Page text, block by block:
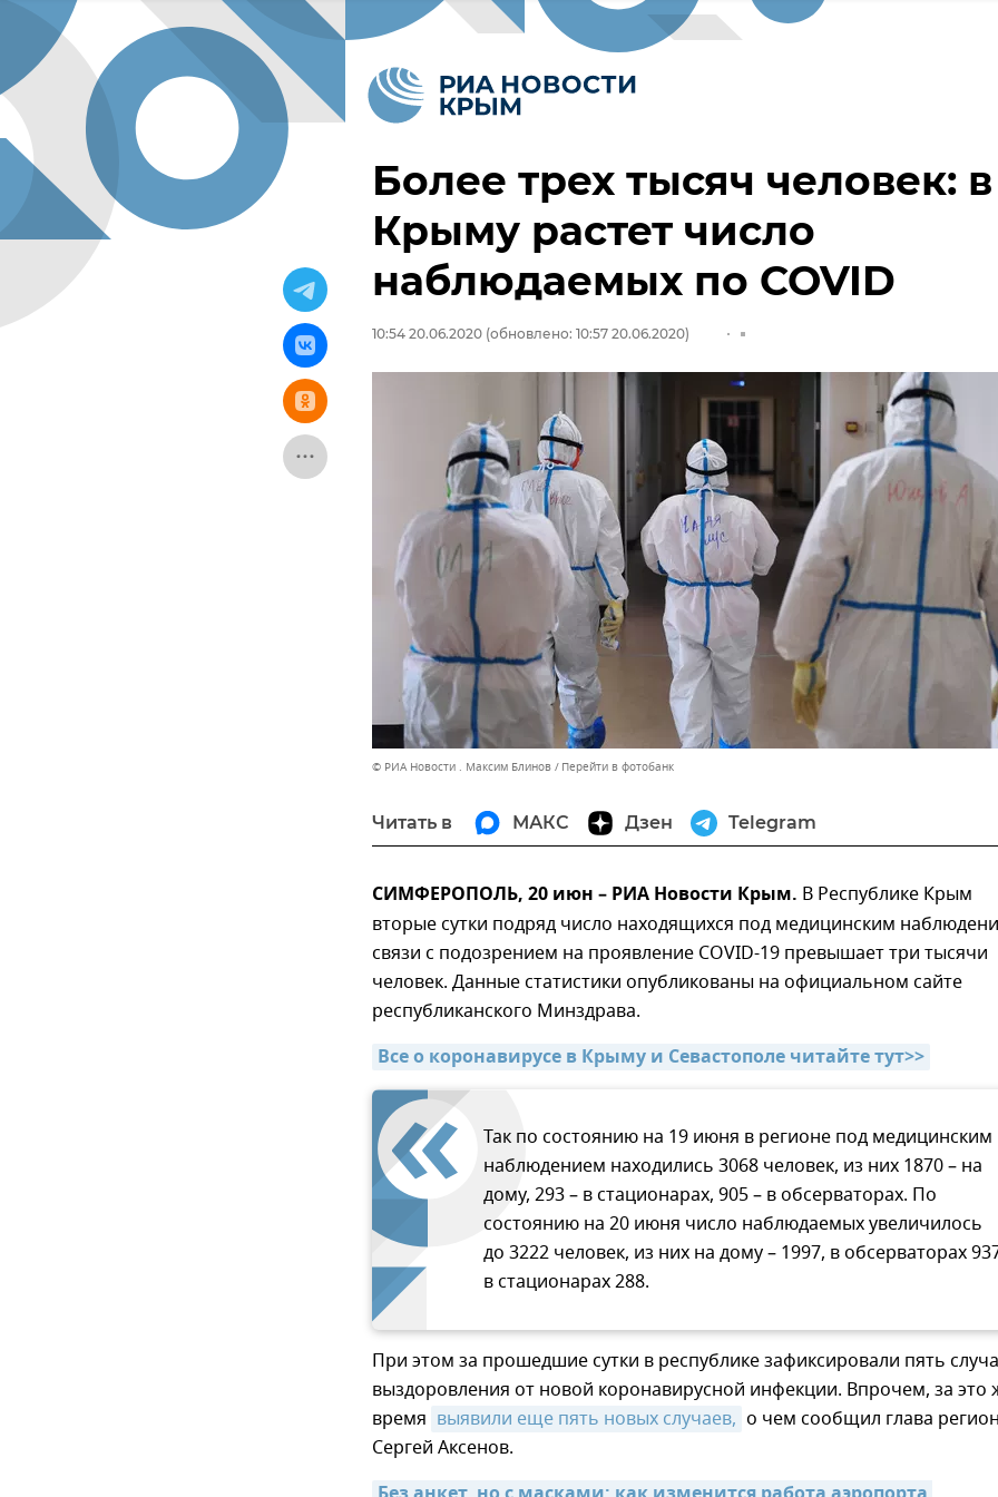
Более трех тысяч человек: в
Крыму растет число
наблюдаемых по COVID
10:54 20.06.2020 (обновлено: 10:57 20.06.2020)
© РИА Новости . Максим Блинов Перейти в фотобанк
Читать в МАКС Дзен Telegram
СИМФЕРОПОЛЬ, 20 июн – РИА Новости Крым. В Республике Крым
вторые сутки подряд число находящихся под медицинским
связи с подозрением на проявление COVID-19 превышает три тысячи
человек. Данные статистики опубликованы на официальном сайте
республиканского Минздрава.
Все о коронавирусе в Крыму и Севастополе читайте тут>>
Так по состоянию на 19 июня в регионе под медицинским
наблюдением находились 3068 человек, из них 1870 – на
дому, 293 – в стационарах, 905 – в обсерваторах. По
состоянию на 20 июня число наблюдаемых увеличилось
до 3222 человек, из них на дому – 1997, в обсерваторах
в стационарах 288.
При этом за прошедшие сутки в республике зафиксировали пять
выздоровления от новой коронавирусной инфекции. Впрочем, за это
время выявили еще пять новых случаев, о чем сообщил глава
Сергей Аксенов.